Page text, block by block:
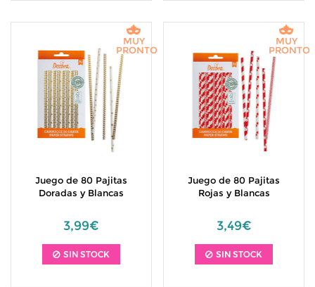
Juego de 80 Pajitas
Doradas y Blancas
3,99€
SIN STOCK
MUY
PRONTO
Juego de 80 Pajitas
Rojas y Blancas
3,49€
SIN STOCK
MUY
PRONTO